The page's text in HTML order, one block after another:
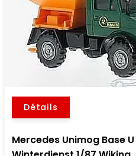
Détails
Mercedes Unimog Base U